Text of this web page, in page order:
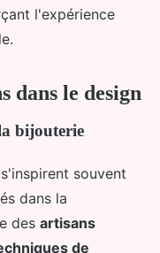
l'expérience
dans le design
bijouterie
souvent
dans la
des artisans
de